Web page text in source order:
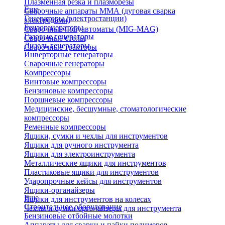
Плазменная резка и плазморезы
Сварочные аппараты ММА (дуговая сварка
электродами)
Сварочные полуавтоматы (MIG-MAG)
Сварочные столы
Сварочные тракторы
Еще
Генераторы (электростанции)
Бензогенераторы
Газовые генераторы
Дизель генераторы
Инверторные генераторы
Сварочные генераторы
Компрессоры
Винтовые компрессоры
Бензиновые компрессоры
Поршневые компрессоры
Медицинские, бесшумные, стоматологические
компрессоры
Ременные компрессоры
Ящики, сумки и чехлы для инструментов
Ящики для ручного инструмента
Ящики для электроинструмента
Металлические ящики для инструментов
Пластиковые ящики для инструментов
Ударопрочные кейсы для инструментов
Ящики-органайзеры
Ящики для инструментов на колесах
Чехлы и сумки органайзеры для инструмента
Еще
Строительное оборудование
Бензиновые отбойные молотки